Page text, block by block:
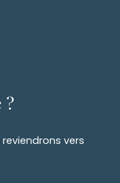
?
vers